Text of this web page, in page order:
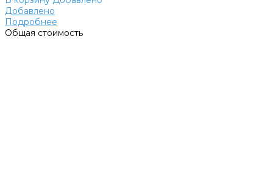
Добавлено
Подробнее
Общая стоимость